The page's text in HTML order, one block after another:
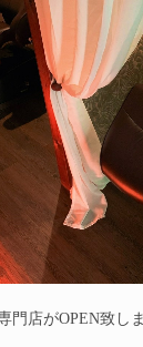
門店がOPEN致しま